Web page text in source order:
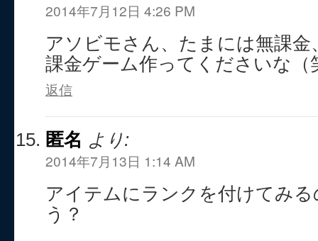
2014年7月12日 4:26 PM
アソビモさん、たまには無課
課金ゲーム作ってくださいな（
返信
匿名 より:
2014年7月13日 1:14 AM
アイテムにランクを付けてみ
う？